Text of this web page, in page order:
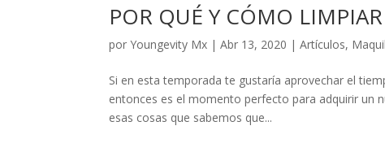
POR QUÉ Y CÓMO
porYoungevity Mx |Abr 13, 2020 |Artículos,
Si en esta temporada te gustaría aprovechar el
entonces es el momento perfecto para adquirir un
esas cosas que sabemos que...